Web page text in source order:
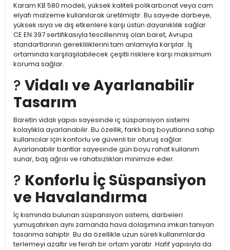
Karam KB 580 modeli, yüksek kaliteli polikarbonat veya cam
elyafı malzeme kullanılarak üretilmiştir. Bu sayede darbeye,
yüksek ısıya ve dış etkenlere karşı üstün dayanıklılık sağlar.
CE EN 397 sertifikasıyla tescillenmiş olan baret, Avrupa
standartlarının gerekliliklerini tam anlamıyla karşılar. İş
ortamında karşılaşılabilecek çeşitli risklere karşı maksimum
koruma sağlar.
? Vidalı ve Ayarlanabilir
Tasarım
Baretin vidalı yapısı sayesinde iç süspansiyon sistemi
kolaylıkla ayarlanabilir. Bu özellik, farklı baş boyutlarına sahip
kullanıcılar için konforlu ve güvenli bir oturuş sağlar.
Ayarlanabilir bantlar sayesinde gün boyu rahat kullanım
sunar, baş ağrısı ve rahatsızlıkları minimize eder.
?️ Konforlu İç Süspansiyon
ve Havalandırma
İç kısmında bulunan süspansiyon sistemi, darbeleri
yumuşatırken aynı zamanda hava dolaşımına imkan tanıyan
tasarıma sahiptir. Bu da özellikle uzun süreli kullanımlarda
terlemeyi azaltır ve ferah bir ortam yaratır. Hafif yapısıyla da